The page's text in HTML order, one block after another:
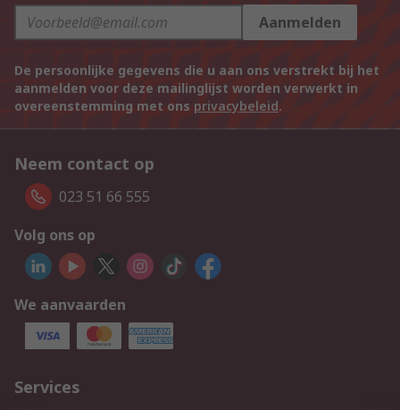
Aanmelden
De persoonlijke gegevens die u aan ons verstrekt bij het
aanmelden voor deze mailinglijst worden verwerkt in
overeenstemming met ons privacybeleid.
Neem contact op
023 51 66 555
Volg ons op
We aanvaarden
Services